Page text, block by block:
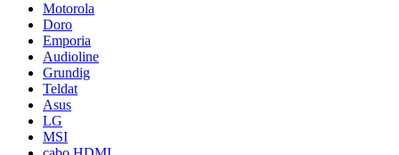
Motorola
Doro
Emporia
Audioline
Grundig
Teldat
Asus
LG
MSI